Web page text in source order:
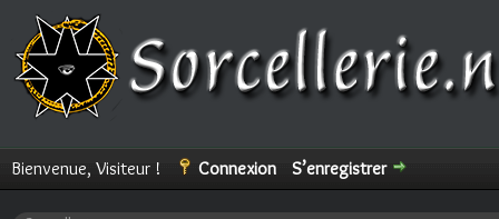
Bienvenue, Visiteur ! Connexion S’enregistrer